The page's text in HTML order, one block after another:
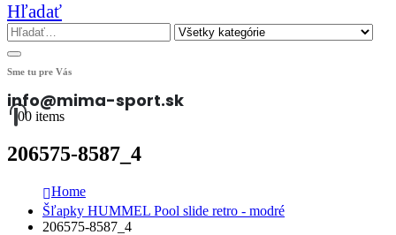
Hľadať
Sme tu pre Vás
info@mima-sport.sk
00 items
206575-8587_4
Home
Šľapky HUMMEL Pool slide retro - modré
206575-8587_4